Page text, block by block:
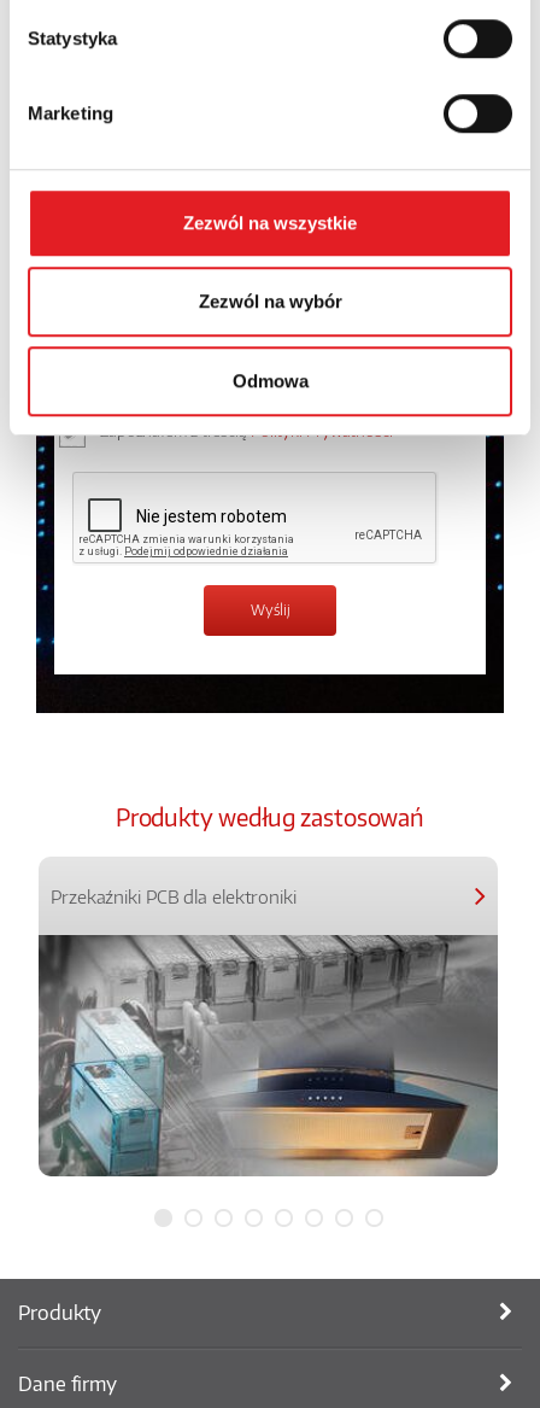
Statystyka
Marketing
Zezwól na wszystkie
Zezwól na wybór
Odmowa
Województwo:
Treść: *
Wyrażam zgodę na przetwarzanie moich danych
osobowych przez Relpol S.A. Więcej informacji na
temat przetwarzania danych osobowych wPolityce
Zapoznałem z treściąPolityki Prywatności*
Produkty według zastosowań
Przekaźniki PCB dla elektroniki
Produkty
Dane firmy